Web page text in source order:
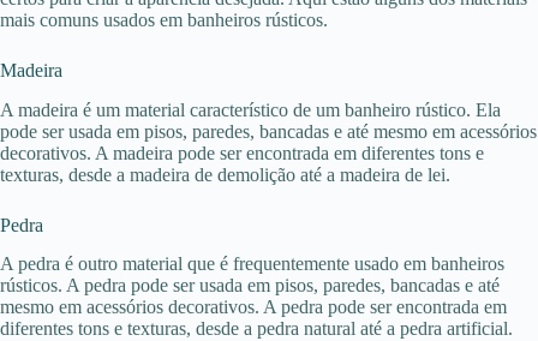
mais comuns usados em banheiros rústicos.
Madeira
A madeira é um material característico de um banheiro rústico. Ela
pode ser usada em pisos, paredes, bancadas e até mesmo em acessórios
decorativos. A madeira pode ser encontrada em diferentes tons e
texturas, desde a madeira de demolição até a madeira de lei.
Pedra
A pedra é outro material que é frequentemente usado em banheiros
rústicos. A pedra pode ser usada em pisos, paredes, bancadas e até
mesmo em acessórios decorativos. A pedra pode ser encontrada em
diferentes tons e texturas, desde a pedra natural até a pedra artificial.